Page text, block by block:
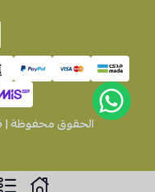
الحقوق محفوظة | 2026